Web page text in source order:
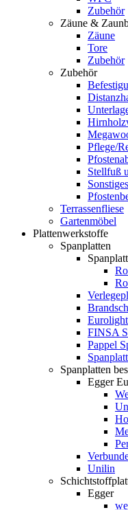
Zubehör
Zäune &
Zäune
Tore
Zubehör
Zubehör
Pflege/
Stellfuß
Sonstiges
Terrassenfliese
Gartenmöbel
Plattenwerkstoffe
Spanplatten
FINSA
Pappel
Spanplatten
Egger
Unilin
Egger